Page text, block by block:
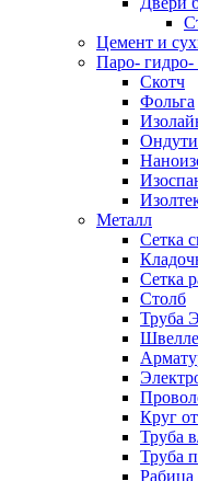
Цемент и
Паро- гидро-
Скотч
Фольга
Металл
Сетка
Сетка
Столб
Труба
Круг
Труба
Труба
Рабица